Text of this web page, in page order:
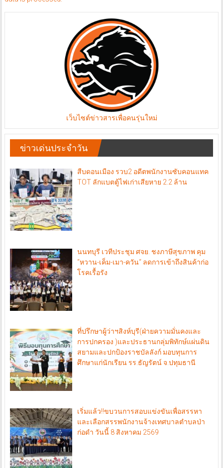
เว็บไซต์ข่าวสารเพื่อคนรุ่นใหม่
ข่าวเด่นประจำวัน
สืบดอนเมือง รวบ2 อดีตพนักงานซับคอนแทค
TOT ลักแบตตู้ไฟเก่าเสียหาย 2.2 ล้าน
นนทบุรี เวทีประชุม ศจย. ชงภาษีสุขภาพ คุม
“หวาน-เค็ม-เมา-ควัน“ ลดการเข้าถึงสินค้าก่อ
โรคเรื้อรัง
ที่ปรึกษาผู้ว่าฯสิงห์บุรี(ฝ่ายความมั่นคงและ
การปกครอง )และประธานกลุ่มพิทักษ์แผ่นดิน
สยามและปกป้องราชบัลลังก์ มอบทุนการ
ศึกษาแก่นักเรียน รร.ธัญรัตน์ จ.ปทุมธานี
เริ่มแล้ว!!ขบวนการสอบแข่งขันเพื่อสรรหา
และเลือกสรรพนักงานจ้างเทศบาลตำบลป่า
ก่อดำ วันนี้ 8 สิงหาคม 2569